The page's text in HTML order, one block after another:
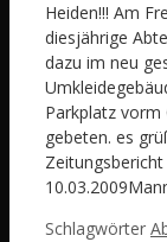
Heiden!!! Am
diesjährige
dazu im neu
Parkplatz vorm
gebeten. es
Schlagwörter